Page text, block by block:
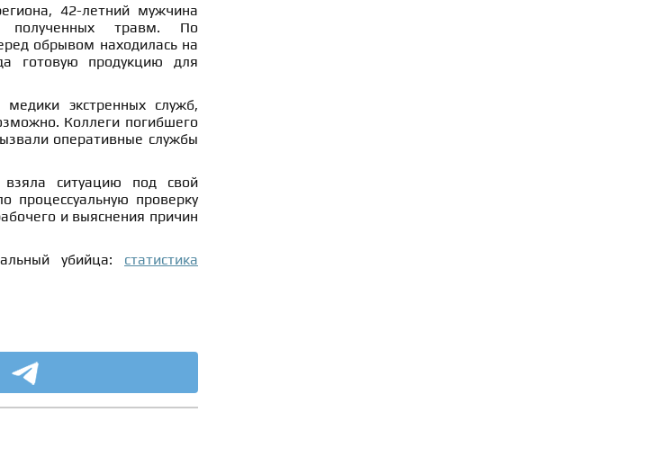
42-летний мужчина
полученных травм. По
обрывом находилась на
готовую продукцию для
экстренных служб,
Коллеги погибшего
оперативные службы
взяла ситуацию под свой
процессуальную проверку
и выяснения причин
убийца: статистика